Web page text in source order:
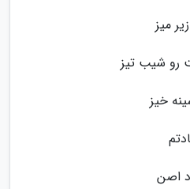
میز
رو شیب تیز
خیز
اصن